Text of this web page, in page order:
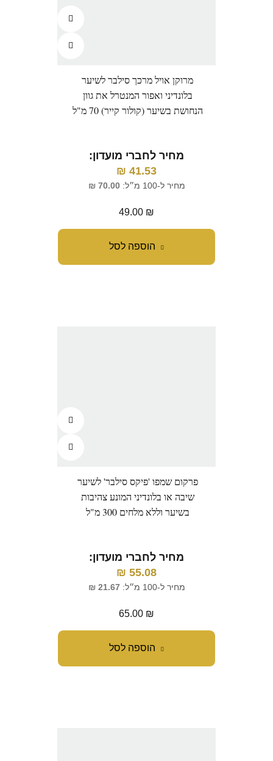
הוספה לסל
מרוקן אויל מרכך סילבר לשיער
בלונדיני ואפור המנטרל את גוון
הנחושת בשיער (קולור קייר) 70 מ"ל
מחיר לחברי מועדון:
41.53
₪
מחיר ל-100 מ״ל: 70.00
₪
49.00 ₪
הוספה לסל
פרקום שמפו 'פיקס סילבר' לשיער
שיבה או בלונדיני המונע צהיבות
בשיער וללא מלחים 300 מ"ל
מחיר לחברי מועדון:
55.08
₪
מחיר ל-100 מ״ל: 21.67
₪
65.00 ₪